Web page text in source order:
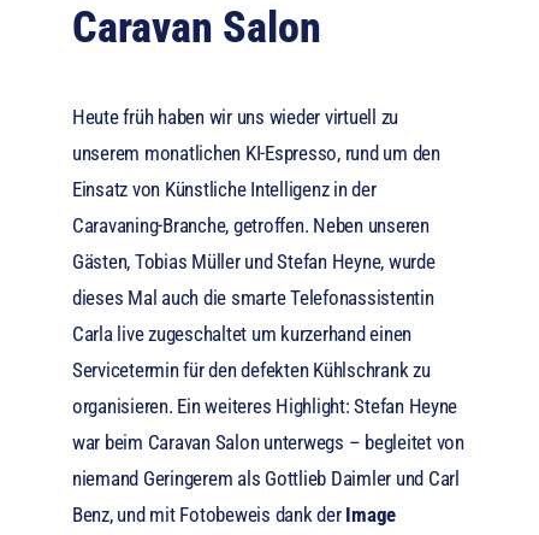
Caravan Salon
Heute früh haben wir uns wieder virtuell zu
unserem monatlichen KI-Espresso, rund um den
Einsatz von Künstliche Intelligenz in der
Caravaning-Branche, getroffen. Neben unseren
Gästen, Tobias Müller und Stefan Heyne, wurde
dieses Mal auch die smarte Telefonassistentin
Carla live zugeschaltet um kurzerhand einen
Servicetermin für den defekten Kühlschrank zu
organisieren. Ein weiteres Highlight: Stefan Heyne
war beim Caravan Salon unterwegs – begleitet von
niemand Geringerem als Gottlieb Daimler und Carl
Benz, und mit Fotobeweis dank derImage